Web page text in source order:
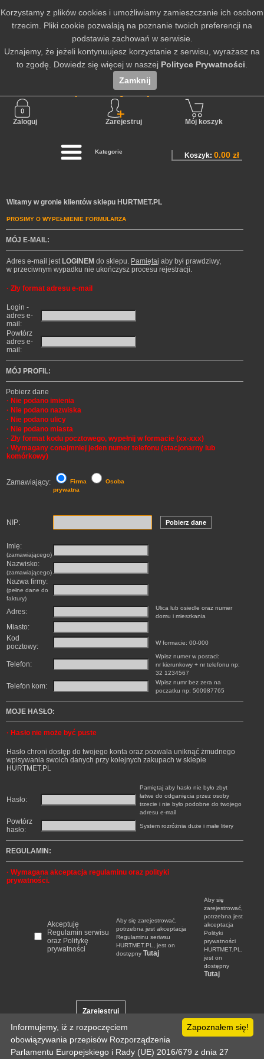
Nie jesteś zalogowany
Zaloguj Zarejestruj Mój koszyk
Kategorie
Witamy w gronie klientów sklepu HURTMET.PL
PROSIMY O WYPEŁNIENIE FORMULARZA
MÓJ E-MAIL:
Adres e-mail jest LOGINEM do sklepu. Pamiętaj aby był prawdziwy,
w przeciwnym wypadku nie ukończysz procesu rejestracji.
· Zły format adresu e-mail
Login -
adres e-
mail:
Powtórz
adres e-
mail:
MÓJ PROFIL:
Pobierz dane
· Nie podano imienia
· Nie podano nazwiska
· Nie podano ulicy
· Nie podano miasta
· Zły format kodu pocztowego, wypełnij w formacie (xx-xxx)
· Wymagany conajmniej jeden numer telefonu (stacjonarny lub
komórkowy)
Zamawiający: Firma
Osoba
prywatna
NIP: Pobierz dane
Imię:
(zamawiającego)
Nazwisko:
(zamawiającego)
Nazwa firmy:
(pełne dane do
faktury)
Adres:
Ulica lub osiedle oraz numer
domu i mieszkania
Miasto:
Kod
pocztowy:
W formacie: 00-000
Telefon:
Wpisz numer w postaci:
nr kierunkowy + nr telefonu np:
32 1234567
Telefon kom:
Wpisz numr bez zera na
poczatku np: 500987765
MOJE HASŁO:
· Hasło nie może być puste
Hasło chroni dostęp do twojego konta oraz pozwala uniknąć żmudnego
wpisywania swoich danych przy kolejnych zakupach w sklepie
HURTMET.PL
Hasło:
Pamiętaj aby hasło nie było zbyt
łatwe do odganięcia przez osoby
trzecie i nie było podobne do twojego
adresu e-mail
Powtórz
hasło:
System rozróżnia duże i małe litery
REGULAMIN:
· Wymagana akceptacja regulaminu oraz polityki
prywatności.
Akceptuję
Regulamin serwisu
oraz Politykę
prywatności
Aby się zarejestrować,
potrzebna jest akceptacja
Regulaminu seriwsu
HURTMET.PL, jest on
dostępny Tutaj
Aby się
zarejestrować,
potrzebna jest
akceptacja
Polityki
prywatności
HURTMET.PL,
jest on
dostępny
Tutaj
Koszyk:0.00 zł
Zapoznałem się!
Informujemy, iż z rozpoczęciem
obowiązywania przepisów Rozporządzenia
Parlamentu Europejskiego i Rady (UE) 2016/679 z dnia 27
Korzystamy z plików cookies i umożliwiamy zamieszczanie ich osobom
trzecim. Pliki cookie pozwalają na poznanie twoich preferencji na
podstawie zachowań w serwisie.
Uznajemy, że jeżeli kontynuujesz korzystanie z serwisu, wyrażasz na
to zgodę. Dowiedz się więcej w naszej Polityce Prywatności
Zamknij